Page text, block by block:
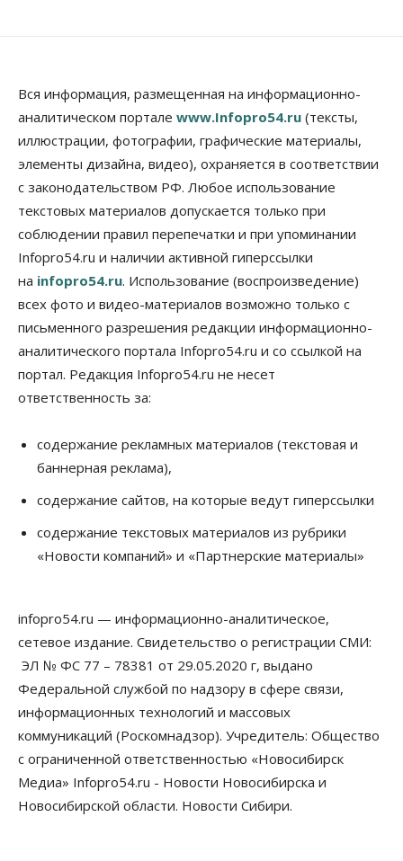
«бронировать» со школы
Авто Общество
Не катастрофа, а стресс-тест: эксперт
новосибирской сети СТО пояснил кому можно
заливать бензин Евро‑2
09 Августа 2026, 10:00
Бизнес
Работодатели Новосибирска заявили в центры
занятости почти 32 тысячи вакансий
09 Августа 2026, 09:00
Общество
Спрос на машино-места в
Новосибирской области вырос в полтора раза
К современному юридическому образованию в
России возникает много вопросов
08 Августа 2026, 17:00
Новосибирские вузы опубликовали
приказы о зачислении на бюджетные места
08 Августа 2026, 16:00
Искусственный интеллект впервые выписал
штраф за борщевик
08 Августа 2026, 15:00
Авто
Продажи подержанных электромобилей в
Новосибирской области растут второй месяц
08 Августа 2026, 13:00
Бизнес Общество
Детские центры Новосибирска
перегибают с «педагогикой успеха», считает
Вся информация, размещенная на информационно-
аналитическом портале www.Infopro54.ru (тексты,
иллюстрации, фотографии, графические материалы,
элементы дизайна, видео), охраняется в соответствии
с законодательством РФ. Любое использование
текстовых материалов допускается только при
соблюдении правил перепечатки и при упоминании
Infopro54.ru и наличии активной гиперссылки
на infopro54.ru. Использование (воспроизведение)
всех фото и видео-материалов возможно только с
письменного разрешения редакции информационно-
аналитического портала Infopro54.ru и со ссылкой на
портал. Редакция Infopro54.ru не несет
ответственность за:
содержание рекламных материалов (текстовая и
баннерная реклама),
содержание сайтов, на которые ведут гиперссылки
содержание текстовых материалов из рубрики
«Новости компаний» и «Партнерские материалы»
infopro54.ru — информационно-аналитическое,
сетевое издание. Свидетельство о регистрации СМИ:
ЭЛ № ФС 77 – 78381 от 29.05.2020 г, выдано
Федеральной службой по надзору в сфере связи,
информационных технологий и массовых
коммуникаций (Роскомнадзор). Учредитель: Общество
с ограниченной ответственностью «Новосибирск
Медиа» Infopro54.ru - Новости Новосибирска и
Новосибирской области. Новости Сибири.